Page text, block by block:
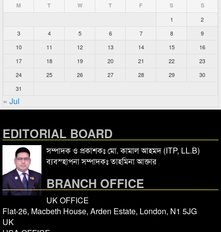
M T W T F S S
1
2
3
4 5 6 7 8
9
10
11 12 13 14 15
16
17
18 19 20 21 22
23
24
25 26 27 28 29
30
31
« Jul
EDITORIAL BOARD
সম্পাদক ও প্রকাশকঃ মো. কামাল আহমদ (ITP, LL.B)
ব্যবস্হাপনা সম্পাদকঃ তাহমিনা আক্তার
BRANCH OFFICE
UK OFFICE
Flat-26, Macbeth House, Arden Estate, London, N1 5JG
UK